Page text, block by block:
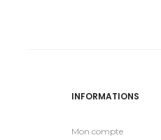
INFORMATIONS
Mon compte